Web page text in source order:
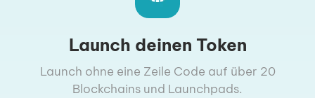
Launch deinen Token
Launch ohne eine Zeile Code auf über 20
Blockchains und Launchpads.